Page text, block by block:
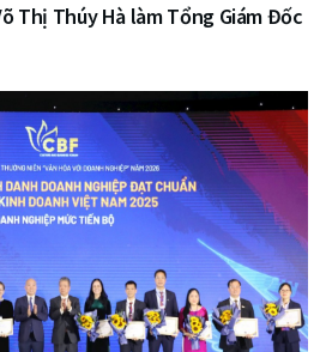
Thị Thúy Hà làm Tổng Giám Đốc